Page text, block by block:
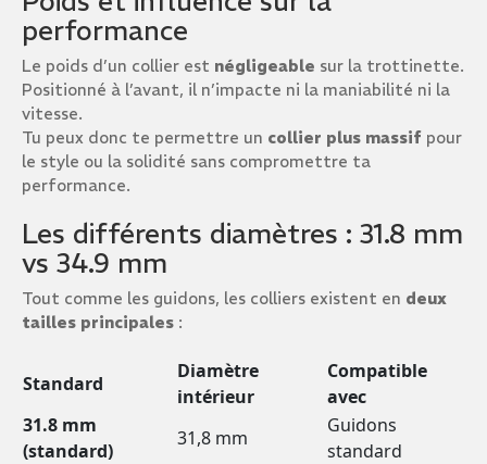
performance
Le poids d’un collier est négligeable sur la trottinette.
Positionné à l’avant, il n’impacte ni la maniabilité ni la
vitesse.
Tu peux donc te permettre un collier plus massif pour
le style ou la solidité sans compromettre ta
performance.
Les différents diamètres : 31.8 mm
vs 34.9 mm
Tout comme les guidons, les colliers existent en deux
tailles principales :
Standard
Diamètre
intérieur
Compatible
avec
31.8 mm
(standard)
31,8 mm
Guidons
standard